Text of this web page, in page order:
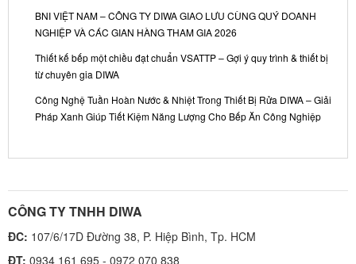
BNI VIỆT NAM – CÔNG TY DIWA GIAO LƯU CÙNG QUÝ DOANH
NGHIỆP VÀ CÁC GIAN HÀNG THAM GIA 2026
Thiết kế bếp một chiều đạt chuẩn VSATTP – Gợi ý quy trình & thiết bị
từ chuyên gia DIWA
Công Nghệ Tuần Hoàn Nước & Nhiệt Trong Thiết Bị Rửa DIWA – Giải
Pháp Xanh Giúp Tiết Kiệm Năng Lượng Cho Bếp Ăn Công Nghiệp
CÔNG TY TNHH DIWA
ĐC: 107/6/17D Đường 38, P. Hiệp Bình, Tp. HCM
ĐT: 0934 161 695 - 0972 070 838